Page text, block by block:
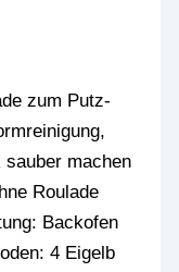
zum Putz-
machen
Roulade
Backofen
4 Eigelb